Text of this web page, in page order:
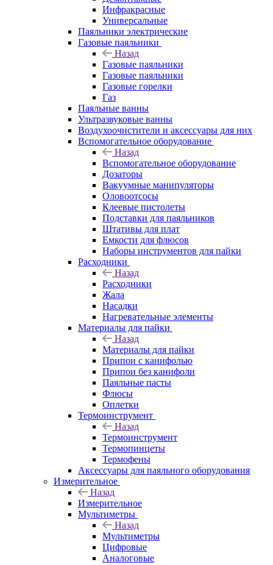
Инфракрасные
Универсальные
Паяльники электрические
Газовые паяльники
Назад
Газовые паяльники
Газовые паяльники
Газовые горелки
Газ
Паяльные ванны
Ультразвуковые ванны
Воздухоочистители и аксессуары для них
Вспомогательное оборудование
Назад
Вспомогательное оборудование
Дозаторы
Вакуумные манипуляторы
Оловоотсосы
Клеевые пистолеты
Подставки для паяльников
Штативы для плат
Емкости для флюсов
Наборы инструментов для пайки
Расходники
Назад
Расходники
Жала
Насадки
Нагревательные элементы
Материалы для пайки
Назад
Материалы для пайки
Припои с канифолью
Припои без канифоли
Паяльные пасты
Флюсы
Оплетки
Термоинструмент
Назад
Термоинструмент
Термопинцеты
Термофены
Аксессуары для паяльного оборудования
Измерительное
Назад
Измерительное
Мультиметры
Назад
Мультиметры
Цифровые
Аналоговые